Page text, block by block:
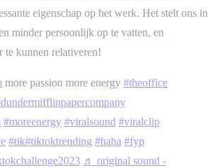
eigenschap op het werk. Het stelt ons in
minder persoonlijk op te vatten, en
te kunnen relativeren!
more passion more energy #theoffice
#moreenergy #viralsound #viralclip
#tik#tiktoktrending #haha #fyp
♬ original sound -